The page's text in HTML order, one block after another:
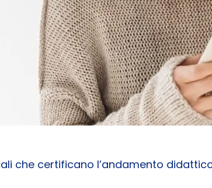
che certificano l’andamento